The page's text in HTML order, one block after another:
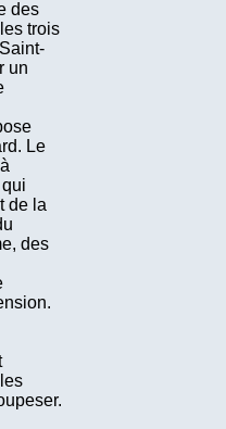
des
trois
un
Le
de la
des